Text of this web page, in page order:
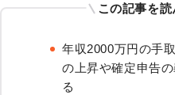
この記事を
年収2000万円の手
の上昇や確定申告
る